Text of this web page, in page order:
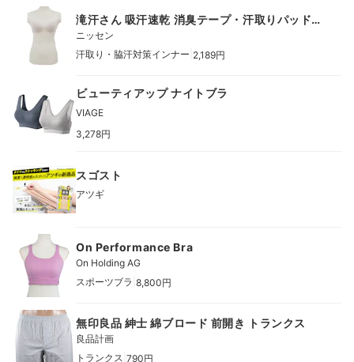
滝汗さん 吸汗速乾 消臭テープ・汗取りパッド付
ブラトップタンクトップ
ニッセン
汗取り・脇汗対策インナー 2,189円
ビューティアップ ナイトブラ
VIAGE
3,278円
スゴスト
アツギ
On Performance Bra
On Holding AG
スポーツブラ 8,800円
無印良品 紳士 綿ブロード 前開き トランクス
良品計画
トランクス 790円